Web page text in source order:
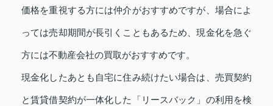
価格を重視する方には仲介がおすすめですが、場合によ
っては売却期間が長引くこともあるため、現金化を急ぐ
方には不動産会社の買取がおすすめです。
現金化したあとも自宅に住み続けたい場合は、売買契約
と賃貸借契約が一体化した「リースバック」の利用を検